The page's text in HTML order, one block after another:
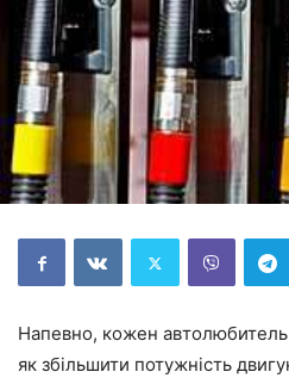
Напевно, кожен
як збільшити потужність